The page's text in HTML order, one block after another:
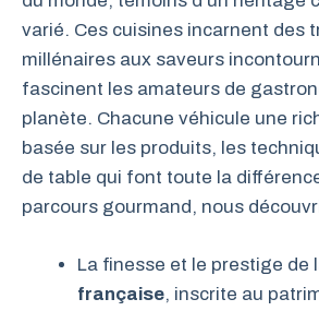
varié. Ces cuisines incarnent des
millénaires aux saveurs
fascinent les amateurs de
planète. Chacune véhicule une
basée sur les produits, les
de table qui font toute la
parcours gourmand, nous
La finesse et le prestige de
française, inscrite au